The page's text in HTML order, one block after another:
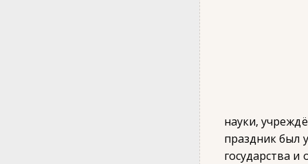
науки,
праздник был
государства